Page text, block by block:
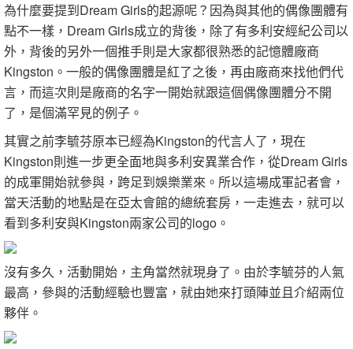
為什麼要提到Dream Girls的起源呢？因為與其他的偶像團體有
點不一樣，Dream Girls成立的背後，除了有多利安經紀公司以
外，背後的另外一個推手則是大家都很熟悉的記憶體廠商
Kingston。一般的偶像團體是紅了之後，再由廠商來找他們代
言，而這次則是廠商的名字一開始就跟這個偶像團體分不開
了，是個滿罕見的例子。
其實之前李毓芬原本已經為Kingston的代言人了，現在
Kingston則進一步更全面地與多利安異業合作，從Dream Girls
的成軍開始就參與，跨足到娛樂業來。所以這場成軍記者會，
當天活動的地點是在亞太會館的總統套房，一走進去，就可以
看到多利安與Kingston兩家公司的logo。
沒有多久，活動開始，主角當然就現身了。由於李毓芬的人氣
最高，參與的活動經驗也豐富，就由她來打頭陣並且介紹兩位
夥伴。